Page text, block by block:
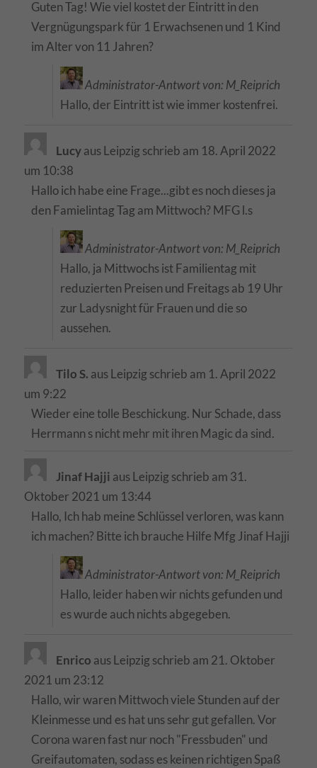
Guten Tag! Wie viel kostet der Eintritt in den
Vergnügungspark für 1 Erwachsenen und 1 Kind
im Alter von 11 Jahren?
Administrator-Antwort von: M_Reiprich
Hallo, der Eintritt ist wie immer kostenfrei.
Lucyaus Leipzig schrieb am 18. April 2022
um 10:38
Hallo ich habe eine Frage...gibt es noch dieses ja
den Famielintag Tag am Mittwoch? MFG l.s
Administrator-Antwort von: M_Reiprich
Hallo, ja Mittwochs ist Familientag mit
reduzierten Preisen und Freitags ab 19 Uhr
zur Ladysnight für Frauen und die so
aussehen.
Tilo S. aus Leipzig schrieb am 1. April 2022
um 9:22
Wieder eine tolle Beschickung. Nur Schade, dass
Herrmann s nicht mehr mit ihren Magic da sind.
Jinaf Hajji aus Leipzig schrieb am 31.
Oktober 2021 um 13:44
Hallo, Ich hab meine Schlüssel verloren, was kann
ich machen? Bitte ich brauche Hilfe Mfg Jinaf Hajji
Administrator-Antwort von: M_Reiprich
Hallo, leider haben wir nichts gefunden und
es wurde auch nichts abgegeben.
Enrico aus Leipzig schrieb am 21. Oktober
2021 um 23:12
Hallo, wir waren Mittwoch viele Stunden auf der
Kleinmesse und es hat uns sehr gut gefallen. Vor
Corona waren fast nur noch "Fressbuden" und
Greifautomaten, sodass es keinen richtigen Spaß